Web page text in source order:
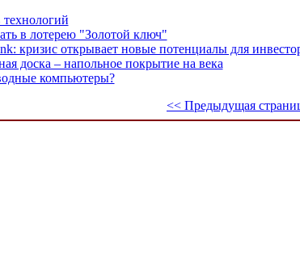
в лотерею "Золотой ключ"
кризис открывает новые потенциалы для
доска – напольное покрытие на века
компьютеры?
<< Предыдущая